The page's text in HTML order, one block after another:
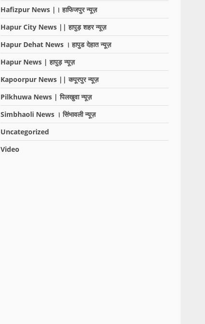
Hafizpur News |। हाफिजपुर न्यूज़
Hapur City News || हापुड़ शहर न्यूज़
Hapur Dehat News । हापुड देहात न्यूज़
Hapur News | हापुड़ न्यूज़
Kapoorpur News || कपूरपुर न्यूज़
Pilkhuwa News | पिलखुवा न्यूज़
Simbhaoli News । सिंभावली न्यूज़
Uncategorized
Video